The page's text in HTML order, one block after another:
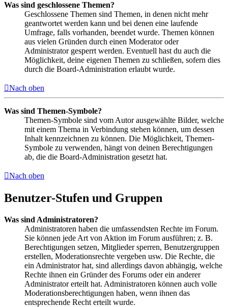
Was sind geschlossene Themen?
Geschlossene Themen sind Themen, in denen nicht mehr
geantwortet werden kann und bei denen eine laufende
Umfrage, falls vorhanden, beendet wurde. Themen können
aus vielen Gründen durch einen Moderator oder
Administrator gesperrt werden. Eventuell hast du auch die
Möglichkeit, deine eigenen Themen zu schließen, sofern dies
durch die Board-Administration erlaubt wurde.
Nach oben
Was sind Themen-Symbole?
Themen-Symbole sind vom Autor ausgewählte Bilder, welche
mit einem Thema in Verbindung stehen können, um dessen
Inhalt kennzeichnen zu können. Die Möglichkeit, Themen-
Symbole zu verwenden, hängt von deinen Berechtigungen
ab, die die Board-Administration gesetzt hat.
Nach oben
Benutzer-Stufen und Gruppen
Was sind Administratoren?
Administratoren haben die umfassendsten Rechte im Forum.
Sie können jede Art von Aktion im Forum ausführen; z. B.
Berechtigungen setzen, Mitglieder sperren, Benutzergruppen
erstellen, Moderationsrechte vergeben usw. Die Rechte, die
ein Administrator hat, sind allerdings davon abhängig, welche
Rechte ihnen ein Gründer des Forums oder ein anderer
Administrator erteilt hat. Administratoren können auch volle
Moderationsberechtigungen haben, wenn ihnen das
entsprechende Recht erteilt wurde.